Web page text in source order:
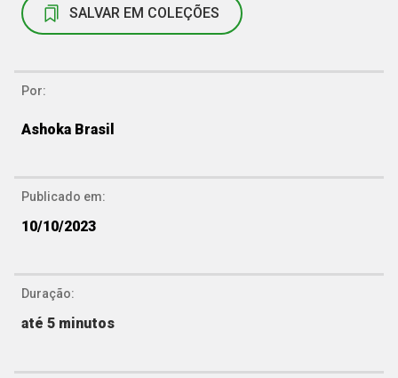
SALVAR EM COLEÇÕES
Por:
Ashoka Brasil
Publicado em:
10/10/2023
Duração:
até 5 minutos